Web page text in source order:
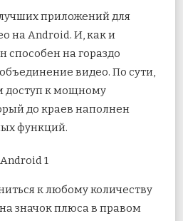
приложений для
на Android. И, как и
способен на гораздо
видео. По сути,
доступ к мощному
до краев наполнен
функций.
к любому количеству
значок плюса в правом